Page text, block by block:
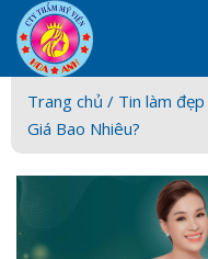
Skip
to
content
Trang chủ / Tin làm đẹp
Giá Bao Nhiêu?